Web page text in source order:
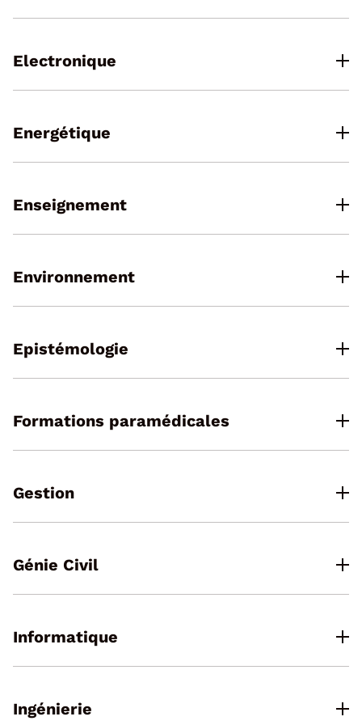
Electronique
Energétique
Enseignement
Environnement
Epistémologie
Formations paramédicales
Gestion
Génie Civil
Informatique
Ingénierie